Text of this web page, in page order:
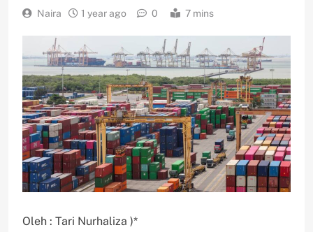
Naira 1 year ago 0 7 mins
Oleh : Tari Nurhaliza )*